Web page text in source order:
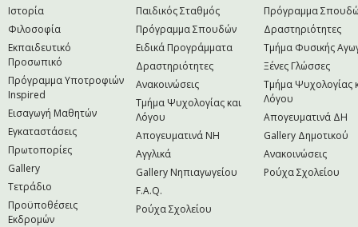
Ιστορία
Φιλοσοφία
Εκπαιδευτικό
Προσωπικό
Πρόγραμμα Υποτροφιών
Inspired
Εισαγωγή Μαθητών
Εγκαταστάσεις
Πρωτοπορίες
Gallery
Τετράδιο
Προϋποθέσεις
Εκδρομών
Παιδικός Σταθμός
Πρόγραμμα Σπουδών
Ειδικά Προγράμματα
Δραστηριότητες
Ανακοινώσεις
Τμήμα Ψυχολογίας και
Λόγου
Απογευματινά NH
Αγγλικά
Gallery Νηπιαγωγείου
F.A.Q.
Ρούχα Σχολείου
Πρόγραμμα
Δραστηριότητες
Τμήμα Φυσικής
Ξένες Γλώσσες
Τμήμα Ψυχολογίας
Λόγου
Απογευματινά ΔΗ
Gallery Δημοτικού
Ανακοινώσεις
Ρούχα Σχολείου